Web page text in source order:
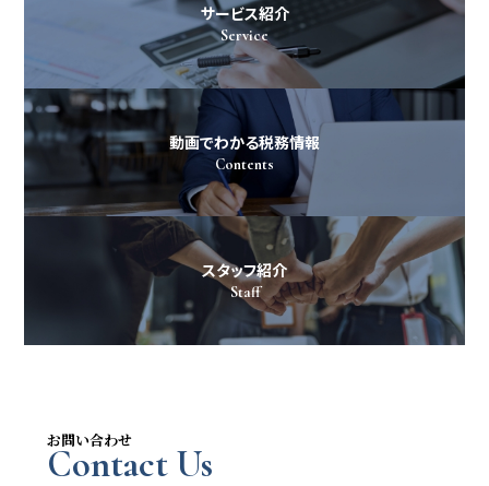
サービス紹介
Service
動画でわかる税務情報
Contents
スタッフ紹介
Staff
お問い合わせ
Contact Us